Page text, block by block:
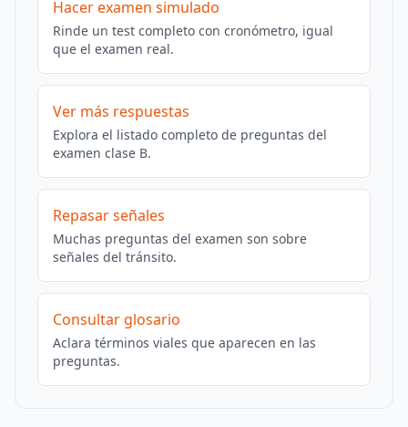
Hacer examen simulado
Rinde un test completo con cronómetro, igual
que el examen real.
Ver más respuestas
Explora el listado completo de preguntas del
examen clase B.
Repasar señales
Muchas preguntas del examen son sobre
señales del tránsito.
Consultar glosario
Aclara términos viales que aparecen en las
preguntas.